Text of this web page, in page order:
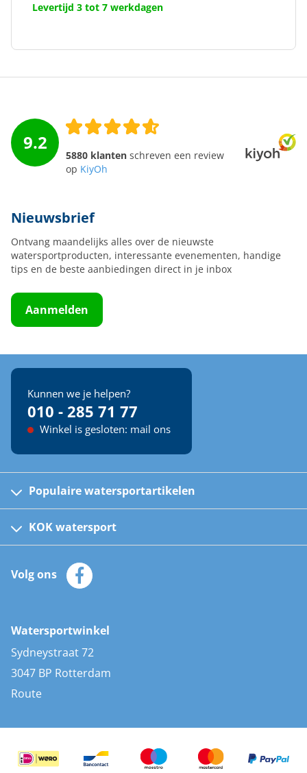
Levertijd 3 tot 7 werkdagen
9.2
5880 klanten schreven een review
op KiyOh
Nieuwsbrief
Ontvang maandelijks alles over de nieuwste
watersportproducten, interessante evenementen, handige
tips en de beste aanbiedingen direct in je inbox
Aanmelden
Kunnen we je helpen?
010 - 285 71 77
Winkel is gesloten: mail ons
Populaire watersportartikelen
Kinder reddingsvesten
Automatische reddingsvesten
Zeilkleding
Zonnepanelen
AIS transponders
Stootwillen en fenders
Bootkussens
Zwemtrappen
KOK watersport
Klantenservice
Merken
Volg ons
Watersportwinkel
Sydneystraat 72
3047 BP Rotterdam
Route